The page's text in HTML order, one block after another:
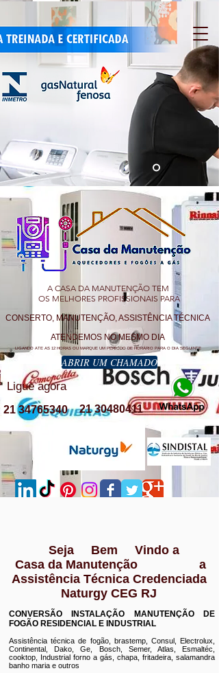
A CASA DA MANUTENÇÃO TEM
OS MELHORES PROFISSIONAIS PARA
CONSERTO, MANUTENÇÃO, ASSISTÊNCIA TÉCNICA
ATENDEMOS NO MESMO DIA
LIGANDO ATE AS 12 HORAS OU MARQUE UM PERÍODO DE HORÁRIO PARA O DIA SEGUINTE
ABRIR UM CHAMADO
Ligue agora
21 30480411
21 34765340
Seja Bem Vindo a
Casa da Manutenção a
Assistência Técnica Credenciada
Naturgy CEG RJ
CONVERSÃO INSTALAÇÃO MANUTENÇÃO DE
FOGÃO RESIDENCIAL E INDUSTRIAL
Assistência técnica de fogão, brastemp, Consul, Electrolux,
Continental, Dako, Ge, Bosch, Semer, Atlas, Esmaltéc,
cooktop, Industrial forno a gás, chapa, fritadeira, salamandra
banho maria e outros